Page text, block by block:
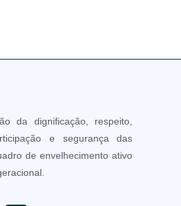
da dignificação, respeito,
e segurança das
de envelhecimento ativo